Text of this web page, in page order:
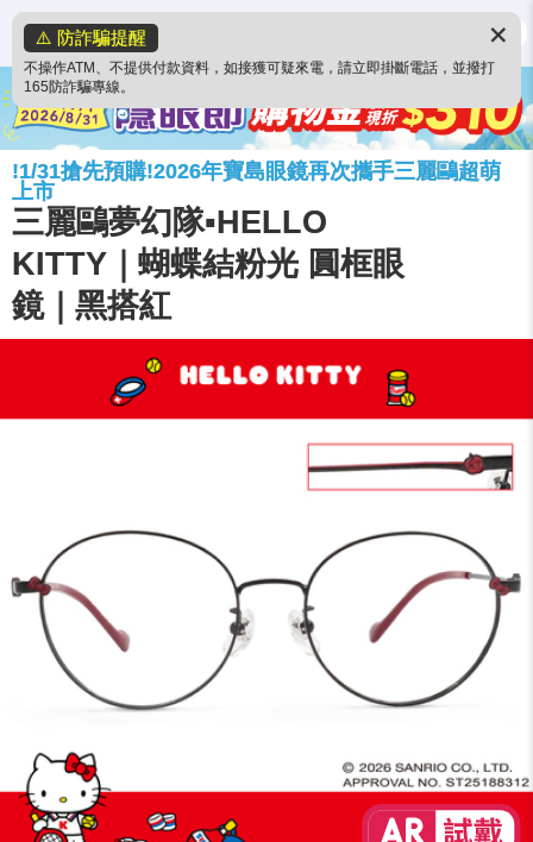
⚠️ 防詐騙提醒
不操作ATM、不提供付款資料，如接獲可疑來電，請立即掛斷電話，並撥打
165防詐騙專線。
✕
!1/31搶先預購!2026年寶島眼鏡再次攜手三麗鷗超萌
上市
三麗鷗夢幻隊▪︎HELLO
KITTY｜蝴蝶結粉光 圓框眼
鏡｜黑搭紅